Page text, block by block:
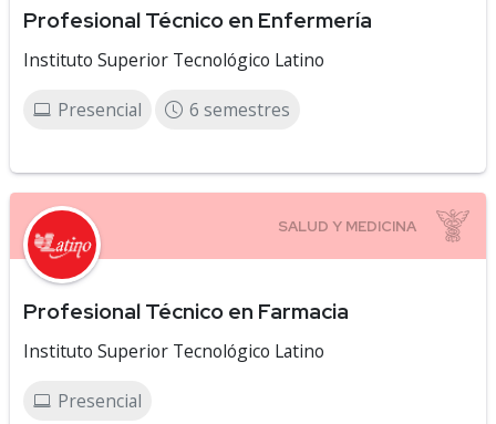
Profesional Técnico en Enfermería
Instituto Superior Tecnológico Latino
Presencial 6 semestres
Profesional Técnico en Farmacia
Instituto Superior Tecnológico Latino
Presencial